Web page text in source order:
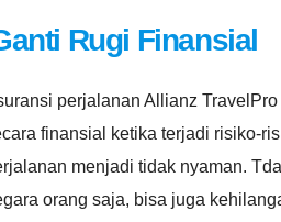
Rugi Finansial
perjalanan Allianz
finansial ketika terjadi risiko-
menjadi tidak nyaman.
orang saja, bisa juga